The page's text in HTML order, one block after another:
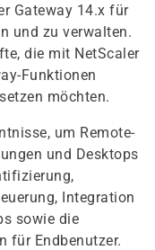
Gateway 14.x für
und zu verwalten.
die mit NetScaler
Funktionen
möchten.
um Remote-
und Desktops
Integration
sowie die
für Endbenutzer.